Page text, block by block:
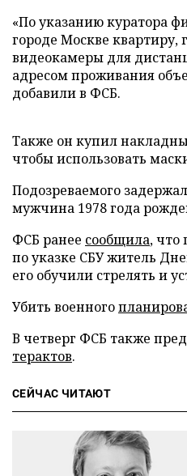
«По указанию куратора
городе Москве квартиру,
видеокамеры для
адресом проживания
добавили в ФСБ.
Также он купил
чтобы использовать
Подозреваемого
мужчина 1978 года
ФСБ ранее сообщила, что
по указке СБУ житель
его обучили стрелять и
Убить военного
В четверг ФСБ также
терактов.
СЕЙЧАС ЧИТАЮТ